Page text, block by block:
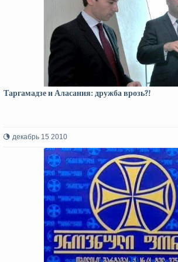
Таргамадзе и Аласания: дружба врозь?!
декабрь 15 2010